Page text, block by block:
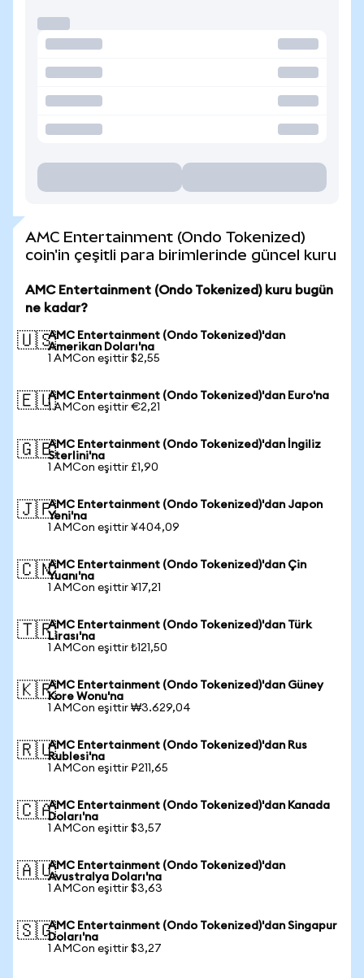
AMC Entertainment (Ondo Tokenized)
coin'in çeşitli para birimlerinde güncel kuru
AMC Entertainment (Ondo Tokenized) kuru bugün
ne kadar?
🇺🇸AMC Entertainment (Ondo Tokenized)'dan
Amerikan Doları'na
1 AMCon eşittir $2,55
🇪🇺AMC Entertainment (Ondo Tokenized)'dan Euro'na
1 AMCon eşittir €2,21
🇬🇧AMC Entertainment (Ondo Tokenized)'dan İngiliz
Sterlini'na
1 AMCon eşittir £1,90
🇯🇵AMC Entertainment (Ondo Tokenized)'dan Japon
Yeni'na
1 AMCon eşittir ¥404,09
🇨🇳AMC Entertainment (Ondo Tokenized)'dan Çin
Yuanı'na
1 AMCon eşittir ¥17,21
🇹🇷AMC Entertainment (Ondo Tokenized)'dan Türk
Lirası'na
1 AMCon eşittir ₺121,50
🇰🇷AMC Entertainment (Ondo Tokenized)'dan Güney
Kore Wonu'na
1 AMCon eşittir ₩3.629,04
🇷🇺AMC Entertainment (Ondo Tokenized)'dan Rus
Rublesi'na
1 AMCon eşittir ₽211,65
🇨🇦AMC Entertainment (Ondo Tokenized)'dan Kanada
Doları'na
1 AMCon eşittir $3,57
🇦🇺AMC Entertainment (Ondo Tokenized)'dan
Avustralya Doları'na
1 AMCon eşittir $3,63
🇸🇬AMC Entertainment (Ondo Tokenized)'dan Singapur
Doları'na
1 AMCon eşittir $3,27